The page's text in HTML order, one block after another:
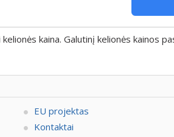
kaina. Galutinį kelionės kainos
EU projektas
Kontaktai